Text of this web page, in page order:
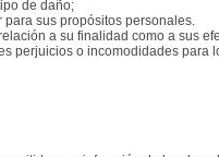
de daño;
sus propósitos personales.
a su finalidad como a sus
perjuicios o incomodidades para